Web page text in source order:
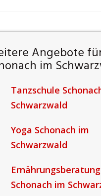
Angebote
im
Tanzschule
Schwarzwald
Yoga Schonach im
Schwarzwald
Ernährungsberatung
Schonach im